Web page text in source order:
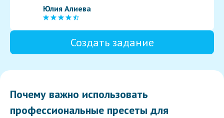
Юлия Алиева
Создать задание
Почему важно использовать
профессиональные пресеты для